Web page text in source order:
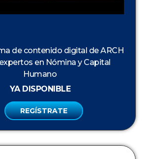
de contenido digital de ARCH
en Nómina y Capital
Humano
YA DISPONIBLE
REGÍSTRATE